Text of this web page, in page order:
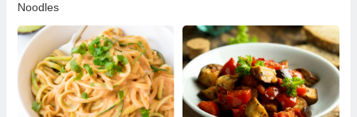
Noodles